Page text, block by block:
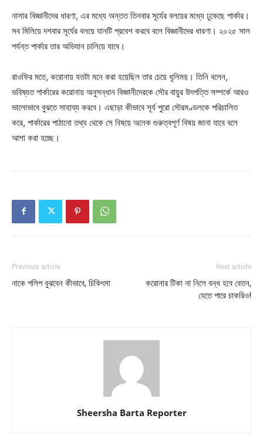
নাসার বিজ্ঞানীদের ধারণা, এর মধ্যে অন্তত তিনবার সূর্যের বলয়ের মধ্যে ঢুকেছে পার্কার।
সব মিলিয়ে দশবার সূর্যের বলয়ে যানটি প্রবেশ করবে বলে বিজ্ঞানীদের ধারণা। ২০২৫ সাল
পর্যন্ত পার্কার তার অভিযান চালিয়ে যাবে।
রাওফির মতে, করোনায় যতটা মনে করা হয়েছিল তার চেয়ে ধূলিময়। তিনি বলেন,
ভবিষ্যত পার্কারের করোনায় অনুসন্ধান বিজ্ঞানীদেরকে সৌর বায়ুর উৎপত্তি সম্পর্কে আরও
ভালোভাবে বুঝতে সাহায্য করবে। এছাড়া কীভাবে সূর্য পুরো সৌরমণ্ডলকে পরিচালিত
করে, পার্কারের পাঠানো তথ্য থেকে সে বিষয়ে অনেক গুরুত্বপূর্ণ বিষয় জানা যাবে বলে
আশা করা হচ্ছে।
Previous article
নাকে পলিপ বুঝবেন কীভাবে, চিকিৎসা
Next article
করোনার টিকা না নিলে বন্ধ হবে বেতন,
যেতে পারে চাকরিও!
Sheersha Barta Reporter